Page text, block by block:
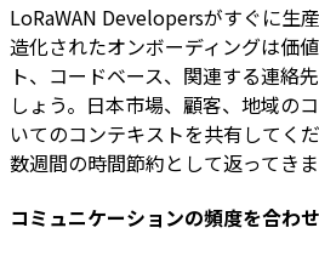
LoRaWAN Developersがすぐに生
造化されたオンボーディングは価
ト、コードベース、関連する連絡
しょう。日本市場、顧客、地域の
いてのコンテキストを共有してく
数週間の時間節約として返ってきま
コミュニケーションの頻度を合わ